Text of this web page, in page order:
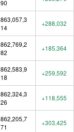
90
863,057,3
14
+288,032
862,769,2
82
+185,364
862,583,9
18
+259,592
862,324,3
26
+118,555
862,205,7
71
+303,425